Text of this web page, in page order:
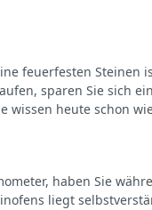
feuerfesten Steinen
sparen Sie sich
heute schon
haben Sie
liegt